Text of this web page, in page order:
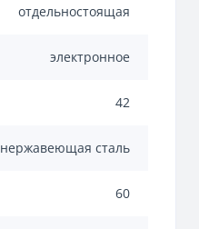
отдельностоящая
электронное
42
нержавеющая сталь
60